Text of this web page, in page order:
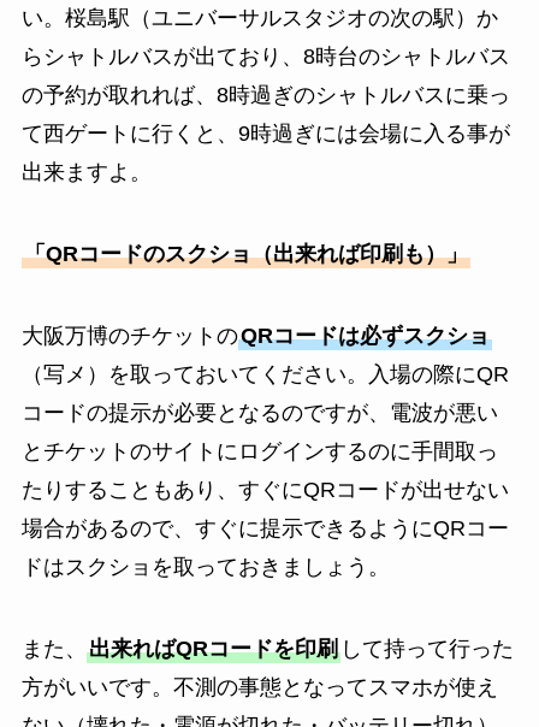
い。桜島駅（ユニバーサルスタジオの次の駅）か
らシャトルバスが出ており、8時台のシャトルバス
の予約が取れれば、8時過ぎのシャトルバスに乗っ
て西ゲートに行くと、9時過ぎには会場に入る事が
出来ますよ。
「QRコードのスクショ（出来れば印刷も）」
大阪万博のチケットのQRコードは必ずスクショ
（写メ）を取っておいてください。入場の際にQR
コードの提示が必要となるのですが、電波が悪い
とチケットのサイトにログインするのに手間取っ
たりすることもあり、すぐにQRコードが出せない
場合があるので、すぐに提示できるようにQRコー
ドはスクショを取っておきましょう。
また、 出来ればQRコードを印刷して持って行った
方がいいです。不測の事態となってスマホが使え